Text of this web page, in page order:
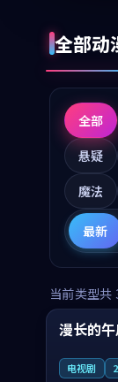
全部动
全部
悬疑
魔法
最新
当前类型共
中国
漫长的
电视剧